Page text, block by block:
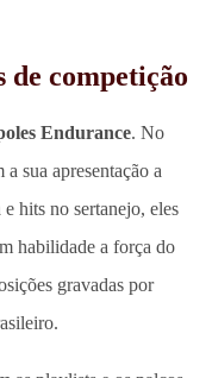
de competição
Endurance. No
sua apresentação a
hits no sertanejo, eles
habilidade a força do
gravadas por